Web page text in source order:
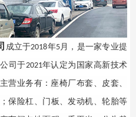
成立于2018年5月，是一家专业提
司于2021年认定为国家高新技术
营业务有：座椅厂布套、皮套、
保险杠、门板、发动机、轮胎等